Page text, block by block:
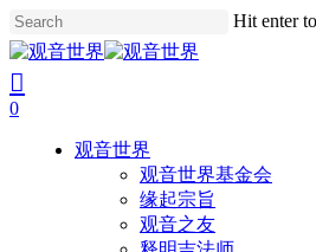
Skip
to
main
content
Hit enter
Close
Search
search
account
0
观音世界
观音世界基金会
缘起宗旨
观音之友